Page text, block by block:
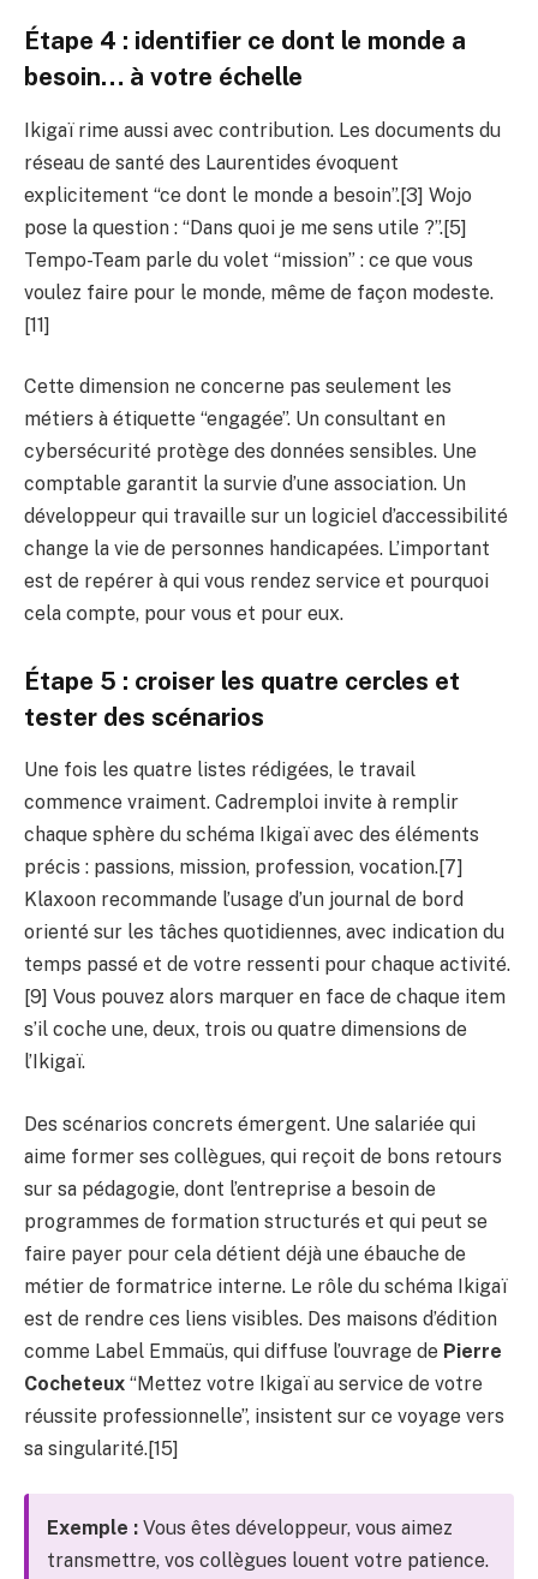
Étape 4 : identifier ce dont le monde a
besoin… à votre échelle
Ikigaï rime aussi avec contribution. Les documents du
réseau de santé des Laurentides évoquent
explicitement “ce dont le monde a besoin”.[3] Wojo
pose la question : “Dans quoi je me sens utile ?”.[5]
Tempo-Team parle du volet “mission” : ce que vous
voulez faire pour le monde, même de façon modeste.
[11]
Cette dimension ne concerne pas seulement les
métiers à étiquette “engagée”. Un consultant en
cybersécurité protège des données sensibles. Une
comptable garantit la survie d’une association. Un
développeur qui travaille sur un logiciel d’accessibilité
change la vie de personnes handicapées. L’important
est de repérer à qui vous rendez service et pourquoi
cela compte, pour vous et pour eux.
Étape 5 : croiser les quatre cercles et
tester des scénarios
Une fois les quatre listes rédigées, le travail
commence vraiment. Cadremploi invite à remplir
chaque sphère du schéma Ikigaï avec des éléments
précis : passions, mission, profession, vocation.[7]
Klaxoon recommande l’usage d’un journal de bord
orienté sur les tâches quotidiennes, avec indication du
temps passé et de votre ressenti pour chaque activité.
[9] Vous pouvez alors marquer en face de chaque item
s’il coche une, deux, trois ou quatre dimensions de
l’Ikigaï.
Des scénarios concrets émergent. Une salariée qui
aime former ses collègues, qui reçoit de bons retours
sur sa pédagogie, dont l’entreprise a besoin de
programmes de formation structurés et qui peut se
faire payer pour cela détient déjà une ébauche de
métier de formatrice interne. Le rôle du schéma Ikigaï
est de rendre ces liens visibles. Des maisons d’édition
comme Label Emmaüs, qui diffuse l’ouvrage de Pierre
Cocheteux “Mettez votre Ikigaï au service de votre
réussite professionnelle”, insistent sur ce voyage vers
sa singularité.[15]
Exemple : Vous êtes développeur, vous aimez
transmettre, vos collègues louent votre patience.